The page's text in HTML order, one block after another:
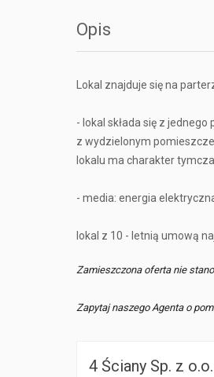
Opis
Lokal znajduje się na
- lokal składa się z
z wydzielonym
lokalu ma charakter
- media: energia
lokal z 10 - letnią umową
Zamieszczona oferta nie
Zapytaj naszego Agenta o
4 Ściany Sp. z o.o.